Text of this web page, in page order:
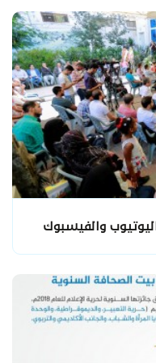
اليوتيوب والفيسبوك